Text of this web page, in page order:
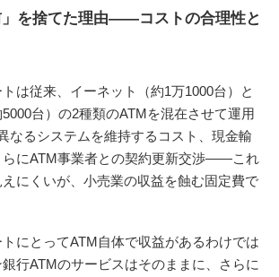
を捨てた理由——コストの合理性と
は従来、イーネット（約1万1000台）と
台）の2種類のATMを混在させて運用
なるシステムを維持するコスト、現金輸
らにATM事業者との契約更新交渉——これ
にくいが、小売業の収益を蝕む固定費で
にとってATM自体で収益があるわけでは
行ATMのサービスはそのままに、さらに